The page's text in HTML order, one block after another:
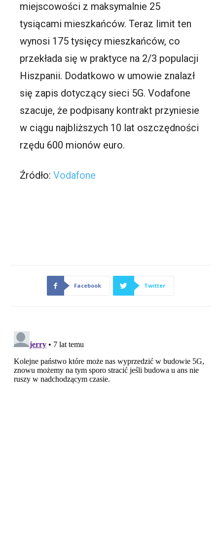
miejscowości z maksymalnie 25
tysiącami mieszkańców. Teraz limit ten
wynosi 175 tysięcy mieszkańców, co
przekłada się w praktyce na 2/3 populacji
Hiszpanii. Dodatkowo w umowie znalazł
się zapis dotyczący sieci 5G. Vodafone
szacuje, że podpisany kontrakt przyniesie
w ciągu najbliższych 10 lat oszczędności
rzędu 600 mionów euro.
Źródło:Vodafone
Facebook Twitter